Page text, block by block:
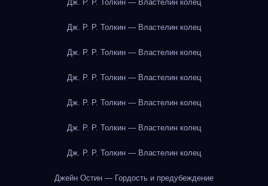
Дж. Р. Р. Толкин — Властелин колец
Дж. Р. Р. Толкин — Властелин колец
Дж. Р. Р. Толкин — Властелин колец
Дж. Р. Р. Толкин — Властелин колец
Дж. Р. Р. Толкин — Властелин колец
Дж. Р. Р. Толкин — Властелин колец
Дж. Р. Р. Толкин — Властелин колец
Джейн Остин — Гордость и предубеждение